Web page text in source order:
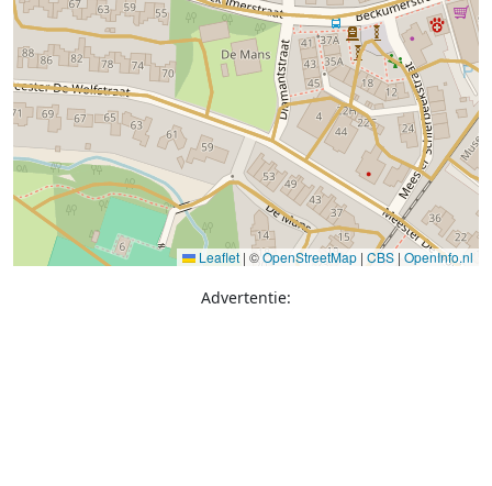
Leaflet | ©OpenStreetMap | CBS | OpenInfo.nl
Advertentie: